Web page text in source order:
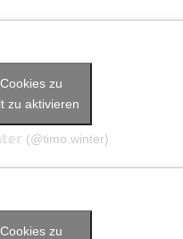
(@timo.winter)
zu
zu aktivieren
zu